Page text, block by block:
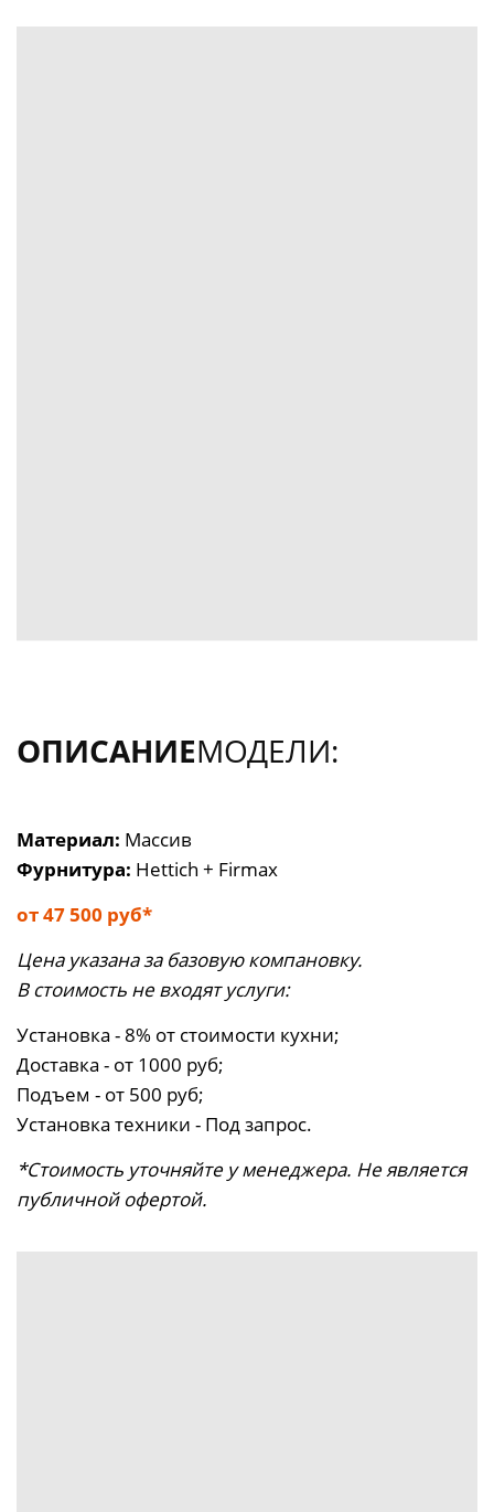
ОПИСАНИЕМОДЕЛИ:
Материал: Массив
Фурнитура: Hettich + Firmax
от 47 500 руб*
Цена указана за базовую компановку.
В стоимость не входят услуги:
Установка - 8% от стоимости кухни;
Доставка - от 1000 руб;
Подъем - от 500 руб;
Установка техники - Под запрос.
*Стоимость уточняйте у менеджера. Не является
публичной офертой.